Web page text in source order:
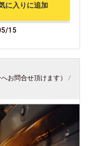
に入りに追加
15
お問合せ頂けます） /